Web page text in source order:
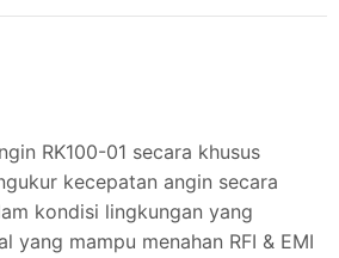
RK100-01 secara khusus
kecepatan angin secara
kondisi lingkungan yang
yang mampu menahan RFI & EMI